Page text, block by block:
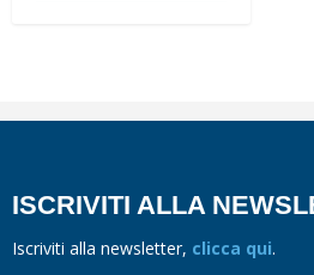
ISCRIVITI ALLA
Iscriviti alla newsletter, clicca qui.